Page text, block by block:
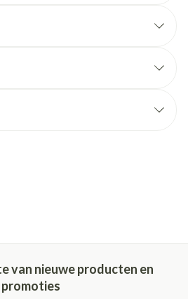
van nieuwe producten en
promoties